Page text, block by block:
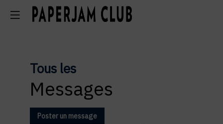
Tous les
Messages
Poster un message